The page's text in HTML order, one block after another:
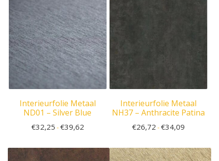
Interieurfolie Metaal
ND01 – Silver Blue
€32,25 -€39,62
Interieurfolie Metaal
NH37 – Anthracite Patina
€26,72 -€34,09